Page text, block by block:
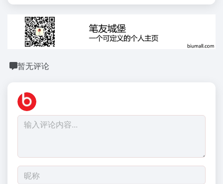
暂无评论